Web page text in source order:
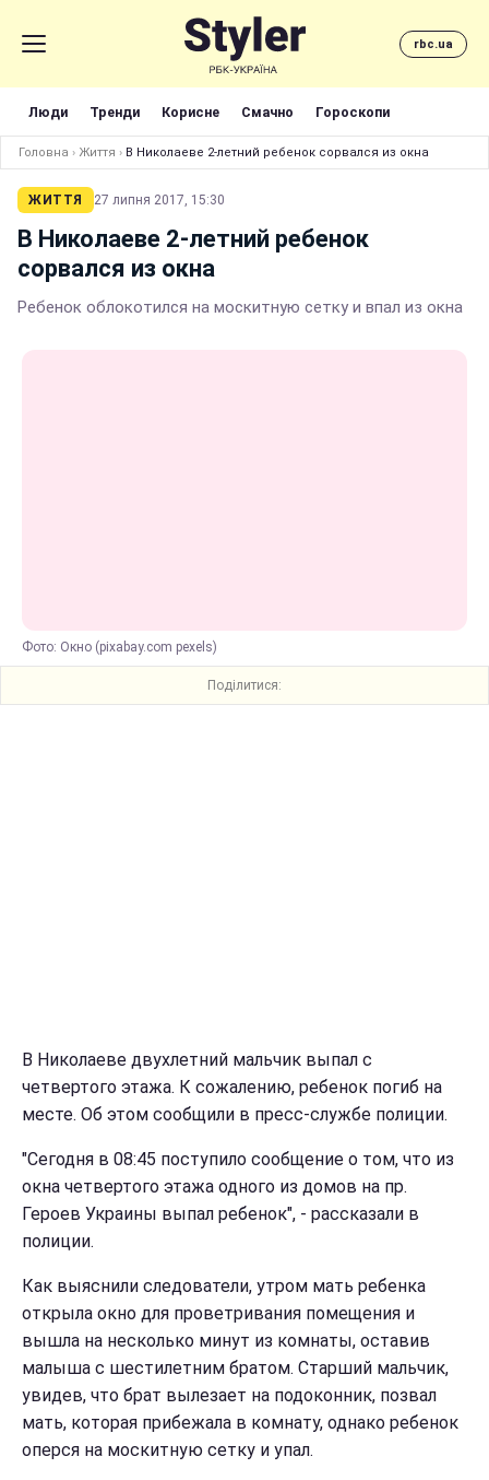
rbc.ua
Люди Тренди Корисне Смачно Гороскопи
Головна › Життя › В Николаеве 2-летний ребенок сорвался из окна
ЖИТТЯ 27 липня 2017, 15:30
В Николаеве 2-летний ребенок
сорвался из окна
Ребенок облокотился на москитную сетку и впал из окна
Фото: Окно (pixabay.com pexels)
Поділитися:
В Николаеве двухлетний мальчик выпал с
четвертого этажа. К сожалению, ребенок погиб на
месте. Об этом сообщили в пресс-службе полиции.
"Сегодня в 08:45 поступило сообщение о том, что из
окна четвертого этажа одного из домов на пр.
Героев Украины выпал ребенок", - рассказали в
полиции.
Как выяснили следователи, утром мать ребенка
открыла окно для проветривания помещения и
вышла на несколько минут из комнаты, оставив
малыша с шестилетним братом. Старший мальчик,
увидев, что брат вылезает на подоконник, позвал
мать, которая прибежала в комнату, однако ребенок
оперся на москитную сетку и упал.